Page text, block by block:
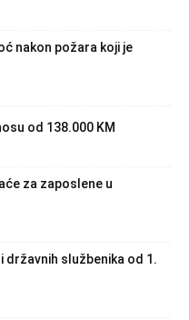
nakon požara koji je
od 138.000 KM
za zaposlene u
državnih službenika od 1.